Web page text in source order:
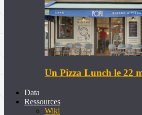
Un Pizza Lunch le 22
Data
Ressources
Wiki